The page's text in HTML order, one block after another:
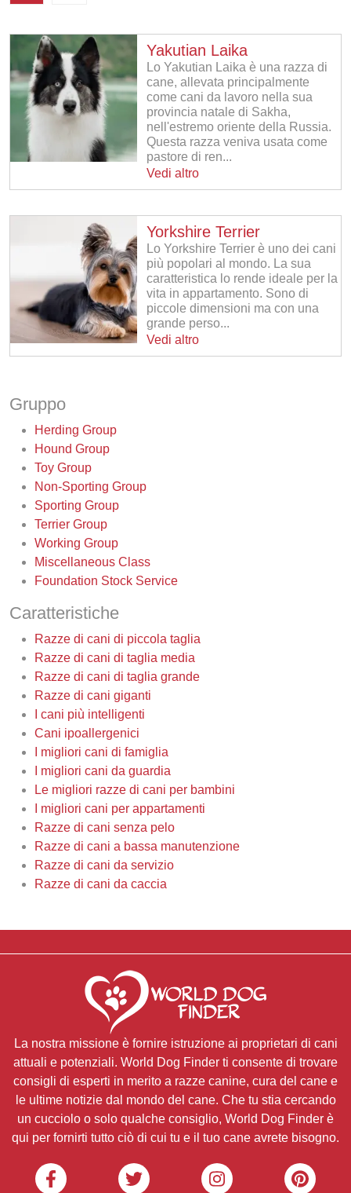
Yakutian Laika
Lo Yakutian Laika è una razza di
cane, allevata principalmente
come cani da lavoro nella sua
provincia natale di Sakha,
nell'estremo oriente della Russia.
Questa razza veniva usata come
pastore di ren...
Vedi altro
Yorkshire Terrier
Lo Yorkshire Terrier è uno dei cani
più popolari al mondo. La sua
caratteristica lo rende ideale per la
vita in appartamento. Sono di
piccole dimensioni ma con una
grande perso...
Vedi altro
Gruppo
Herding Group
Hound Group
Toy Group
Non-Sporting Group
Sporting Group
Terrier Group
Working Group
Miscellaneous Class
Foundation Stock Service
Caratteristiche
Razze di cani di piccola taglia
Razze di cani di taglia media
Razze di cani di taglia grande
Razze di cani giganti
I cani più intelligenti
Cani ipoallergenici
I migliori cani di famiglia
I migliori cani da guardia
Le migliori razze di cani per bambini
I migliori cani per appartamenti
Razze di cani senza pelo
Razze di cani a bassa manutenzione
Razze di cani da servizio
Razze di cani da caccia
La nostra missione è fornire istruzione ai proprietari di cani
attuali e potenziali. World Dog Finder ti consente di trovare
consigli di esperti in merito a razze canine, cura del cane e
le ultime notizie dal mondo del cane. Che tu stia cercando
un cucciolo o solo qualche consiglio, World Dog Finder è
qui per fornirti tutto ciò di cui tu e il tuo cane avrete bisogno.